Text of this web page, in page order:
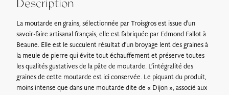
Les bons cadeaux peuvent être récupérés dès le lendemain à
l’adresse suivante :728 route de Villerest, 42155 Ouches .
*La Maison Troisgros sera fermée pour congés annuels du 23
Décembre 2024 au 15 Janvier 2025
Description
La moutarde en grains, sélectionnée par Troisgros est issue d'un
savoir-faire artisanal français, elle est fabriquée par Edmond Fallot à
Beaune. Elle est le succulent résultat d'un broyage lent des graines à
la meule de pierre qui évite tout échauffement et préserve toutes
les qualités gustatives de la pâte de moutarde. L’intégralité des
graines de cette moutarde est ici conservée. Le piquant du produit,
moins intense que dans une moutarde dite de « Dijon », associé aux